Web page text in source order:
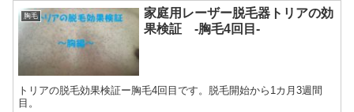
胸毛
家庭用レーザー脱毛器トリアの効
果検証 -胸毛4回目-
トリアの脱毛効果検証ー胸毛4回目です。脱毛開始から1カ月3週間
目。